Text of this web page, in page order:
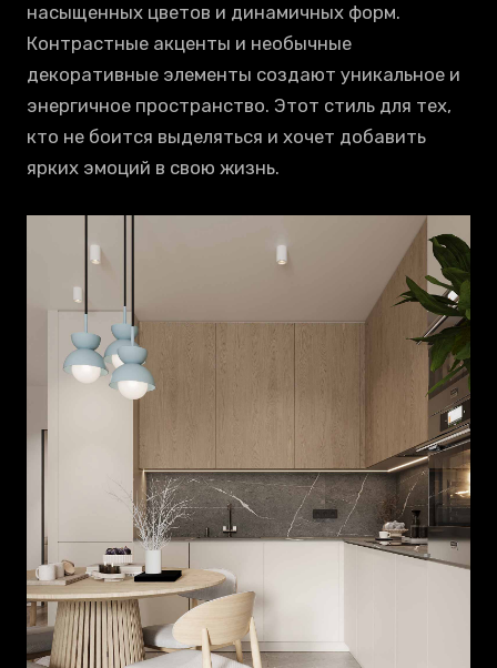
насыщенных цветов и динамичных форм.
Контрастные акценты и необычные
декоративные элементы создают уникальное и
энергичное пространство. Этот стиль для тех,
кто не боится выделяться и хочет добавить
ярких эмоций в свою жизнь.